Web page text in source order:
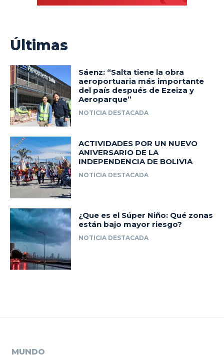
Últimas
Sáenz: “Salta tiene la obra
aeroportuaria más importante
del país después de Ezeiza y
Aeroparque”
NOTICIA DESTACADA
ACTIVIDADES POR UN NUEVO
ANIVERSARIO DE LA
INDEPENDENCIA DE BOLIVIA
NOTICIA DESTACADA
¿Que es el Súper Niño: Qué zonas
están bajo mayor riesgo?
NOTICIA DESTACADA